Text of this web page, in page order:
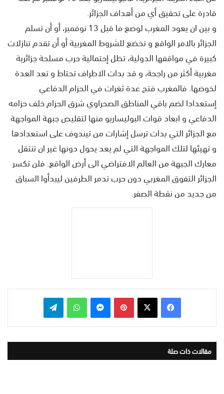
قادرة على تحقيق أي من أهداف الجزائر.
و بين ان يعود المغرب لوضع ما قبل 13 نوفمبر، أو أن تسلم
الجزائر بالامر الواقع و تخضع للشروط المغربية أو أن تقدم تنازلات
كبيرة في مواقفها الدولية، تظل إحتمالية حرب مسلحة جزائرية
مغربية أكثر من راجحة، و قد بدات الاطراف تحتاط و تعد العدة
لخوضها. فالمغرب فتح عدة ثغرات في الحزام الدفاعي
إستعدادا لضم باقي المناطق الصحراوي شرق الحزام خلف حزامه
الدفاعي و ابعاد قوات البوليساريو منها لتقليص جبهة المواجهة
مع الجزائر التي بدات ترسل إشارات من تيندوف على استعدادها
و تهيئها لتلك المواجهة التي لم يعد يحول دونها غير ان تنتقل
معارك الجبهة من العالم الافتراضي الى أرض الواقع. فلن تكسر
الجزائر التفوق المغربي دون حرب تدمر الطرفين ليبدأوا السباق
من جديد من نقطة الصفر.
بينتيريست واتساب
مقالات ذات صلة